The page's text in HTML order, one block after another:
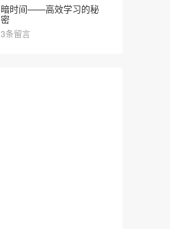
暗时间——高效学习的秘
密
3条留言